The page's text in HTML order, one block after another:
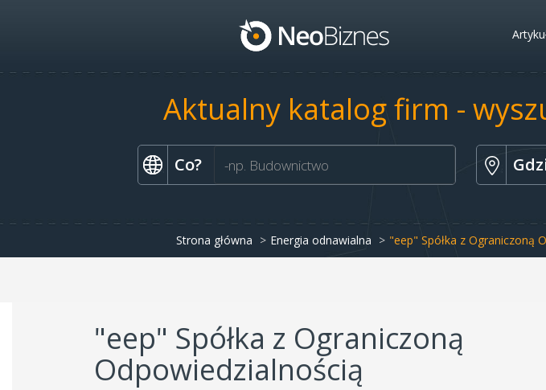
Aktualny katalog firm -
Co?
Strona główna Energia odnawialna "eep" Spółka z Ograniczoną
"eep" Spółka z Ograniczoną
Odpowiedzialnością